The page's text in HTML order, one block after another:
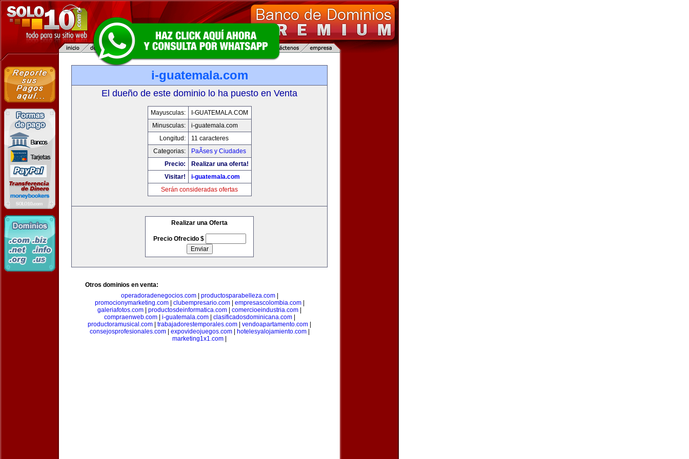
i-guatemala.com
El dueño de este dominio lo ha puesto en Venta
Mayusculas:
I-GUATEMALA.COM
Minusculas:
i-guatemala.com
Longitud:
11 caracteres
Categorias:
PaÃ­ses y Ciudades
Precio:
Realizar una oferta!
Visitar!
i-guatemala.com
Serán consideradas ofertas
Realizar una Oferta
Precio Ofrecido $
Otros dominios en venta:
operadoradenegocios.com| productosparabelleza.com|
promocionymarketing.com| clubempresario.com| empresascolombia.com|
galeriafotos.com
productosdeinformatica.com comercioeindustria.com
compraenweb.com| i-guatemala.com| clasificadosdominicana.com|
productoramusical.com
trabajadorestemporales.com vendoapartamento.com
consejosprofesionales.com| expovideojuegos.com| hotelesyalojamiento.com|
marketing1x1.com